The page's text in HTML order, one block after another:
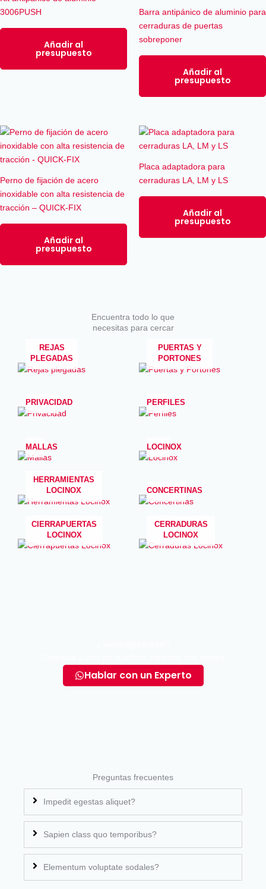
3006PUSH
Añadir al
presupuesto
Barra antipánico de aluminio para
cerraduras de puertas
sobreponer
Añadir al
presupuesto
Perno de fijación de acero
inoxidable con alta resistencia de
tracción – QUICK-FIX
Añadir al
presupuesto
Placa adaptadora para
cerraduras LA, LM y LS
Añadir al
presupuesto
Encuentra todo lo que
necesitas para cercar
REJAS
PLEGADAS
PUERTAS Y
PORTONES
PRIVACIDAD PERFILES
MALLAS LOCINOX
HERRAMIENTAS
LOCINOX
CONCERTINAS
CIERRAPUERTAS
LOCINOX
CERRADURAS
LOCINOX
Hablar con un Experto
Preguntas frecuentes
Impedit egestas aliquet?
Sapien class quo temporibus?
Elementum voluptate sodales?